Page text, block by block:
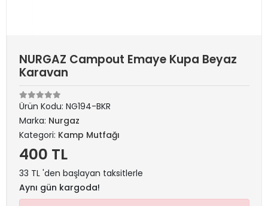
NURGAZ Campout Emaye Kupa Beyaz
Karavan
Ürün Kodu: NG194-BKR
Marka: Nurgaz
Kategori: Kamp Mutfağı
400 TL
33 TL 'den başlayan taksitlerle
Aynı gün kargoda!